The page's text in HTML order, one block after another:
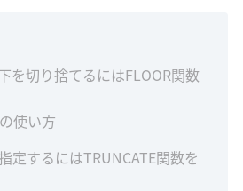
を切り捨てるにはFLOOR関数
使い方
定するにはTRUNCATE関数を